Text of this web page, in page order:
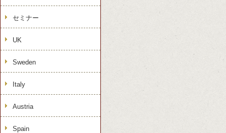
セミナー
UK
Sweden
Italy
Austria
Spain